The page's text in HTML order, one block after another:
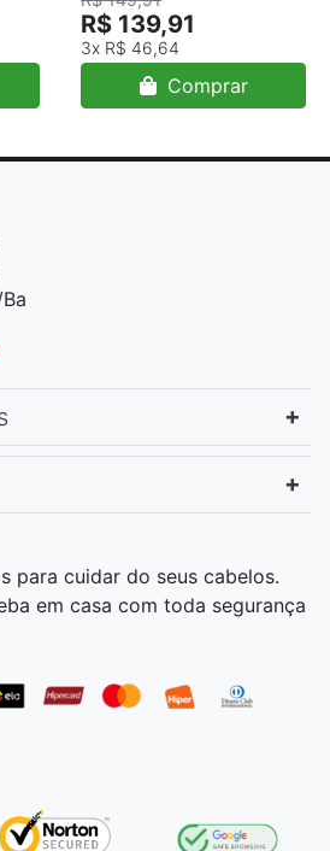
R$ 139,91
3x R$ 46,64
Comprar
para cuidar do seus cabelos.
em casa com toda segurança